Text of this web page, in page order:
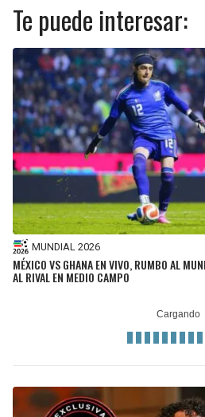
Te puede interesar:
MUNDIAL 2026
MÉXICO VS GHANA EN VIVO, RUMBO AL
AL RIVAL EN MEDIO CAMPO